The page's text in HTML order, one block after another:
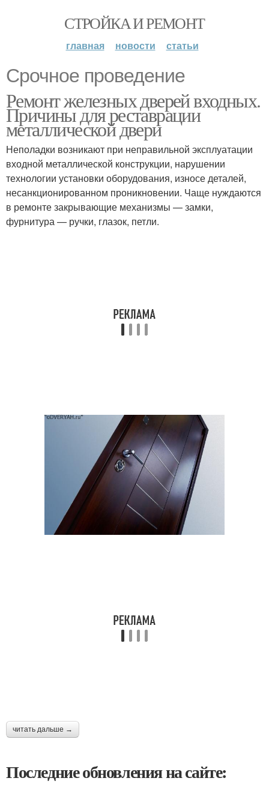
СТРОЙКА И РЕМОНТ
главная новости статьи
Срочное проведение
Ремонт железных дверей входных.
Причины для реставрации
металлической двери
Неполадки возникают при неправильной эксплуатации
входной металлической конструкции, нарушении
технологии установки оборудования, износе деталей,
несанкционированном проникновении. Чаще нуждаются
в ремонте закрывающие механизмы — замки,
фурнитура — ручки, глазок, петли.
читать дальше →
Последние обновления на сайте: